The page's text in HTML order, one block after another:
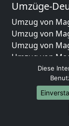
Umzüge-
Umzug von
Umzug von
Umzug von
Umzug von
Umzug von
Umzug von
Umzug von
Umzug von
Umzug von
Diese